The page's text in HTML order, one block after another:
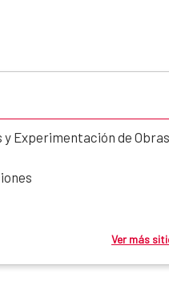
y Experimentación de
Ver más